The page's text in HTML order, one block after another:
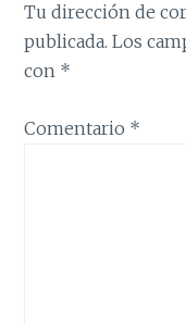
Tu dirección de
publicada. Los
con *
Comentario *